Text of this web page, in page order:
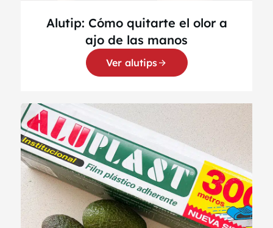
Alutip: Cómo quitarte el olor a
ajo de las manos
Ver alutips